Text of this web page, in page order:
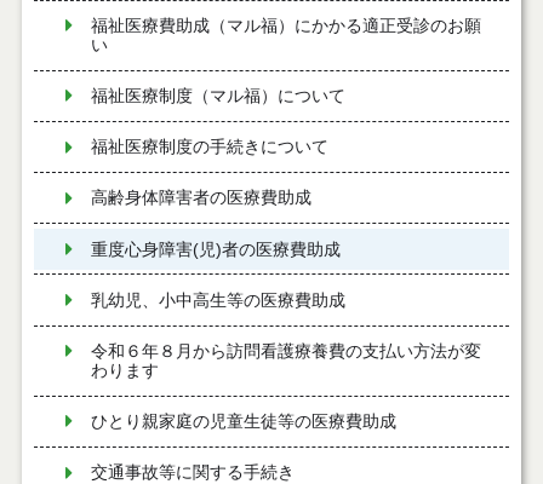
福祉医療費助成（マル福）にかかる適正受診のお願
い
福祉医療制度（マル福）について
福祉医療制度の手続きについて
高齢身体障害者の医療費助成
重度心身障害(児)者の医療費助成
乳幼児、小中高生等の医療費助成
令和６年８月から訪問看護療養費の支払い方法が変
わります
ひとり親家庭の児童生徒等の医療費助成
交通事故等に関する手続き